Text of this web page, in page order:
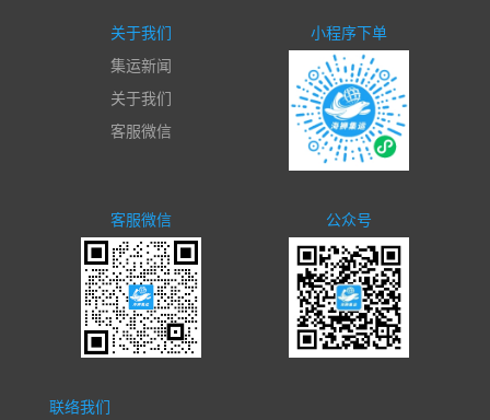
关于我们
集运新闻
关于我们
客服微信
小程序下单
客服微信 公众号
联络我们